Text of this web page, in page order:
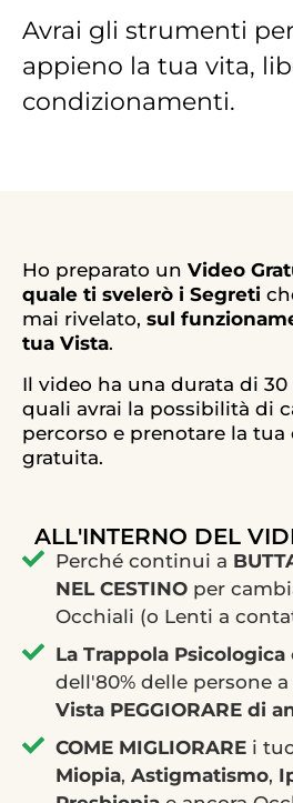
Avrai gli strumenti
appieno la tua vita,
condizionamenti.
Ho preparato un Video
quale ti svelerò i Segreti
mai rivelato, sul
tua Vista.
Il video ha una durata di
quali avrai la possibilità di
percorso e prenotare la tua
gratuita.
ALL'INTERNO DEL
Perché continui a
NEL CESTINO per
Occhiali (o Lenti a
La Trappola Psicologica
dell'80% delle persone
Vista PEGGIORARE di
COME MIGLIORARE i
Miopia, Astigmatismo,